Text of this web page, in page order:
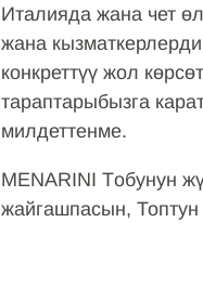
Италияда жана чет
жана
конкреттүү жол
тараптарыбызга
милдеттенме.
MENARINI Tобунун
жайгашпасын,